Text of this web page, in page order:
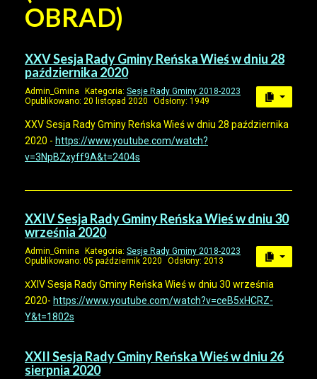
OBRAD)
XXV Sesja Rady Gminy Reńska Wieś w dniu 28
października 2020
Admin_Gmina Kategoria: Sesje Rady Gminy 2018-2023
Opublikowano: 20 listopad 2020
Odsłony: 1949
XXV Sesja Rady Gminy Reńska Wieś w dniu 28 października
2020 - https://www.youtube.com/watch?
v=3NpBZxyff9A&t=2404s
XXIV Sesja Rady Gminy Reńska Wieś w dniu 30
września 2020
Admin_Gmina Kategoria: Sesje Rady Gminy 2018-2023
Opublikowano: 05 październik 2020
Odsłony: 2013
XXIV Sesja Rady Gminy Reńska Wieś w dniu 30 września
2020- https://www.youtube.com/watch?v=ceB5xHCRZ-
Y&t=1802s
XXII Sesja Rady Gminy Reńska Wieś w dniu 26
sierpnia 2020